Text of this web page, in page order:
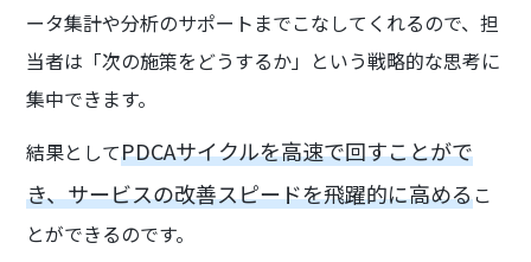
ータ集計や分析のサポートまでこなしてくれるので、担
当者は「次の施策をどうするか」という戦略的な思考に
集中できます。
結果としてPDCAサイクルを高速で回すことがで
き、サービスの改善スピードを飛躍的に高めるこ
とができるのです。